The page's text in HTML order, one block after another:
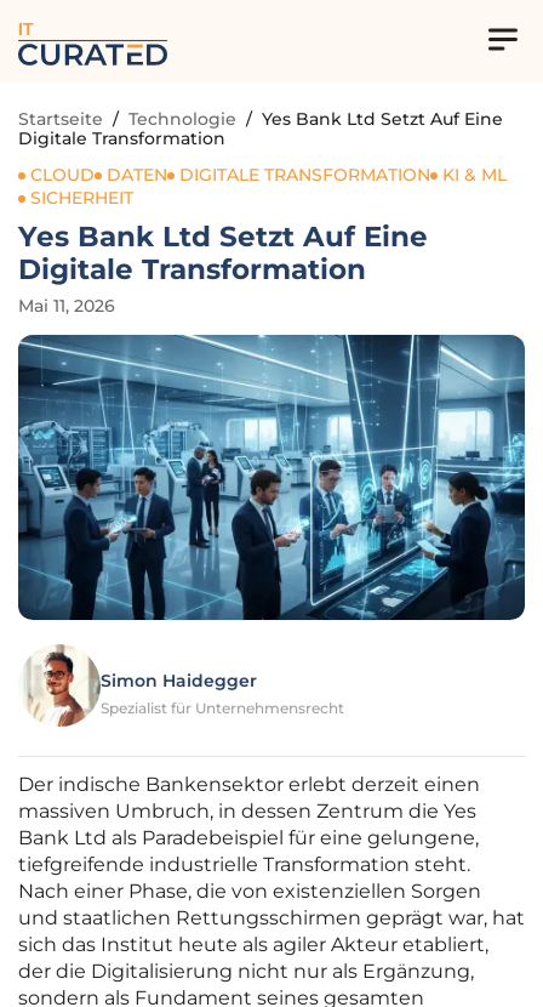
IT
Startseite / Technologie / Yes Bank Ltd Setzt Auf Eine
Digitale Transformation
CLOUD
DATEN DIGITALE TRANSFORMATION
KI & ML
SICHERHEIT
Yes Bank Ltd Setzt Auf Eine
Digitale Transformation
Mai 11, 2026
Simon Haidegger
Spezialist für Unternehmensrecht
Der indische Bankensektor erlebt derzeit einen
massiven Umbruch, in dessen Zentrum die Yes
Bank Ltd als Paradebeispiel für eine gelungene,
tiefgreifende industrielle Transformation steht.
Nach einer Phase, die von existenziellen Sorgen
und staatlichen Rettungsschirmen geprägt war, hat
sich das Institut heute als agiler Akteur etabliert,
der die Digitalisierung nicht nur als Ergänzung,
sondern als Fundament seines gesamten